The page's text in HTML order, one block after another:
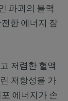
파괴의 블랙
한 에너지 잠
저렴한 혈액
저항성을 가
에너지가 손